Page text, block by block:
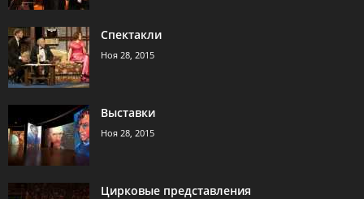
Спектакли
Ноя 28, 2015
Выставки
Ноя 28, 2015
Цирковые представления